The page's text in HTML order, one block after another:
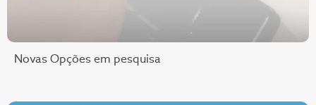
Novas Opções em pesquisa